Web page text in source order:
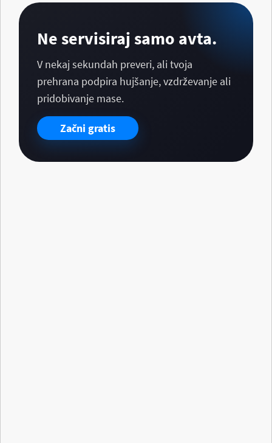
Ne servisiraj samo avta.
V nekaj sekundah preveri, ali tvoja
prehrana podpira hujšanje, vzdrževanje ali
pridobivanje mase.
Začni gratis